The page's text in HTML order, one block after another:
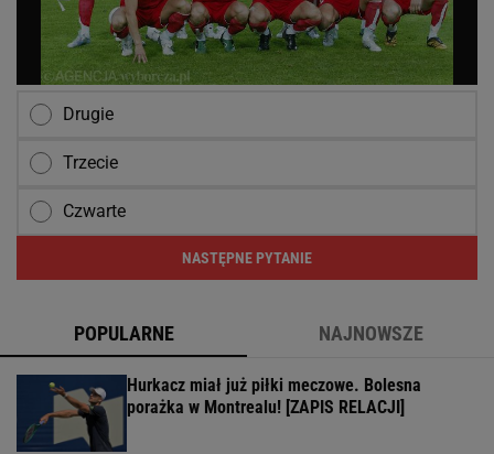
Drugie
Trzecie
Czwarte
NASTĘPNE PYTANIE
POPULARNE NAJNOWSZE
Hurkacz miał już piłki meczowe. Bolesna
porażka w Montrealu! [ZAPIS RELACJI]